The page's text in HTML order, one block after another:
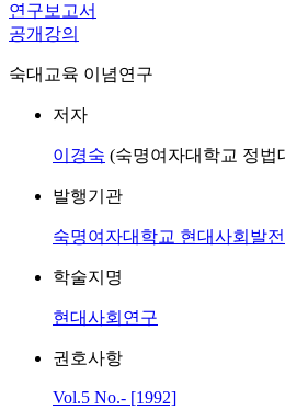
연구보고서
공개강의
숙대교육 이념연구
저자
이경숙 (숙명여자대학교 정법
발행기관
숙명여자대학교 현대사회발
학술지명
현대사회연구
권호사항
Vol.5 No.- [1992]